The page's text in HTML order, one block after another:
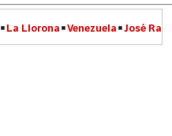
La Llorona Venezuela José